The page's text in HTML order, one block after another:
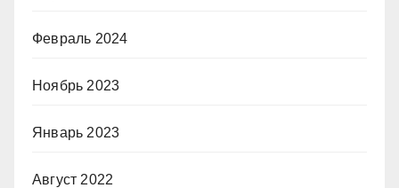
Февраль 2024
Ноябрь 2023
Январь 2023
Август 2022